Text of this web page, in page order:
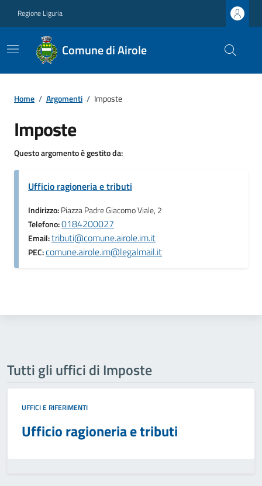
Regione Liguria
Comune di Airole
Home / Argomenti / Imposte
Imposte
Questo argomento è gestito da:
Ufficio ragioneria e tributi
Indirizzo:Piazza Padre Giacomo Viale, 2
Telefono:0184200027
Email:tributi@comune.airole.im.it
PEC:comune.airole.im@legalmail.it
Tutti gli uffici di Imposte
UFFICI E RIFERIMENTI
Ufficio ragioneria e tributi